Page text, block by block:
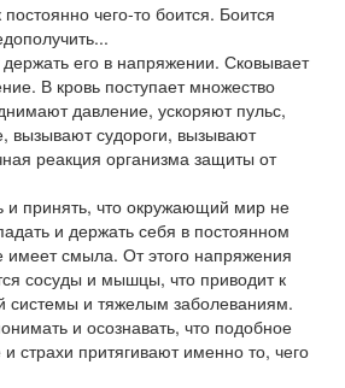
чего-то боится. Боится
держать его в напряжении. Сковывает
В кровь поступает множество
давление, ускоряют пульс,
вызывают судороги, вызывают
реакция организма защиты от
и принять, что окружающий мир не
и держать себя в постоянном
имеет смыла. От этого напряжения
сосуды и мышцы, что приводит к
системы и тяжелым заболеваниям.
и осознавать, что подобное
страхи притягивают именно то, чего